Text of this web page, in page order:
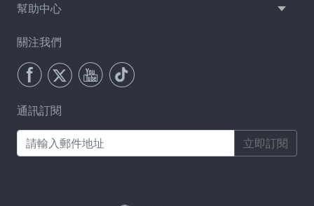
幫助中心
關注我們
通訊訂閱
立即訂閱